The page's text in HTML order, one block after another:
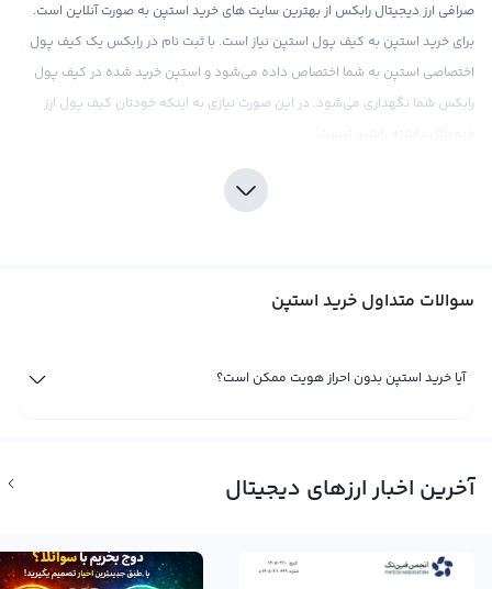
صرافی ارز دیجیتال رابکس از بهترین سایت های خرید استپن به صورت آنلاین است.
برای خرید استپن به کیف پول استپن نیاز است. با ثبت نام در رابکس یک کیف پول
اختصاصی استپن به شما اختصاص داده می‌شود و استپن خرید شده در کیف پول
رابکس شما نگهداری می‌شود. در این صورت نیازی به اینکه خودتان کیف پول ارز
استپن اقدام کنند. پلتفرم معاملاتی رابکس یکی از معتبرترین صرافی‌های ایرانی برای
خرید استپن است که از سال ۹۶ در این بازار فعالیت می‌کند و امکان خرید استپن با
می‌دهد. در رابکس، خرید استپن با نزدیک‌ترین قیمت به صرافی‌های بین‌المللی انجام
سوالات متداول خرید استپن
آیا خرید استپن بدون احراز هویت ممکن است؟
آخرین اخبار ارزهای دیجیتال